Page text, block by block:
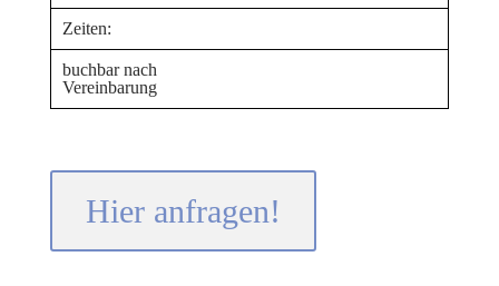
Zeiten:
buchbar nach
Vereinbarung
Hier anfragen!